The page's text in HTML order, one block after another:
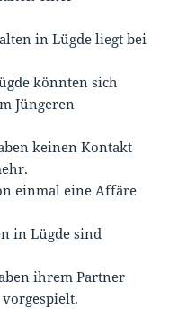
in Lügde liegt bei
könnten sich
Jüngeren
keinen Kontakt
einmal eine Affäre
in Lügde sind
ihrem Partner